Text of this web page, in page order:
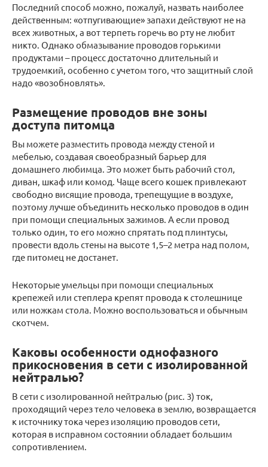
Последний способ можно, пожалуй, назвать наиболее
действенным: «отпугивающие» запахи действуют не на
всех животных, а вот терпеть горечь во рту не любит
никто. Однако обмазывание проводов горькими
продуктами – процесс достаточно длительный и
трудоемкий, особенно с учетом того, что защитный слой
надо «возобновлять».
Размещение проводов вне зоны
доступа питомца
Вы можете разместить провода между стеной и
мебелью, создавая своеобразный барьер для
домашнего любимца. Это может быть рабочий стол,
диван, шкаф или комод. Чаще всего кошек привлекают
свободно висящие провода, трепещущие в воздухе,
поэтому лучше объединить несколько проводов в один
при помощи специальных зажимов. А если провод
только один, то его можно спрятать под плинтусы,
провести вдоль стены на высоте 1,5–2 метра над полом,
где питомец не достанет.
Некоторые умельцы при помощи специальных
крепежей или степлера крепят провода к столешнице
или ножкам стола. Можно воспользоваться и обычным
скотчем.
Каковы особенности однофазного
прикосновения в сети с изолированной
нейтралью?
В сети с изолированной нейтралью (рис. 3) ток,
проходящий через тело человека в землю, возвращается
к источнику тока через изоляцию проводов сети,
которая в исправном состоянии обладает большим
сопротивлением.